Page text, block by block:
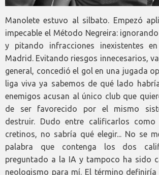
Manolete estuvo al silbato. Empezó
impecable el Método Negreira:
y pitando infracciones inexistentes
Madrid. Evitando riesgos innecesarios,
general, concedió el gol en una jugada
liga viva ya sabemos de qué lado
enemigos acusan al único club que
de ser favorecido por el mismo
destruir. Dudo entre calificarlos como
cretinos, no sabría qué elegir... No se
palabra que contenga los dos
preguntado a la IA y tampoco ha sido
neologismo para mí. El término